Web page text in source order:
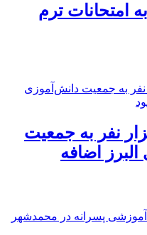
امتحانات ترم
۱۲ هزار نفر به جمعیت
اضافه